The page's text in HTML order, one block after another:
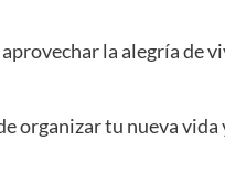
aprovechar la alegría de
organizar tu nueva